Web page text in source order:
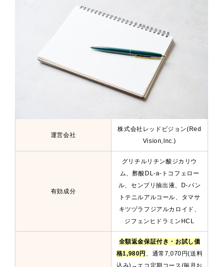
運営会社
株式会社レッドビジョン(Red
Vision,Inc.)
有効成分
グリチルリチン酸ジカリウ
ム、酢酸DL-a-トコフェロー
ル、センブリ抽出液、D-パン
トテニルアルコール、タマサ
キツヅラフジアルカロイド、
ジフェンヒドラミンHCL
全額返金保証付き・お試し価
格1,980円 、通常7,070円(送料
込み)→エコ定期コース(毎月お